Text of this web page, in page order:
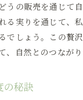
うの販売を通じて
る実りを通じて、
でしょう。この贅
、自然とのつなが
の秘訣